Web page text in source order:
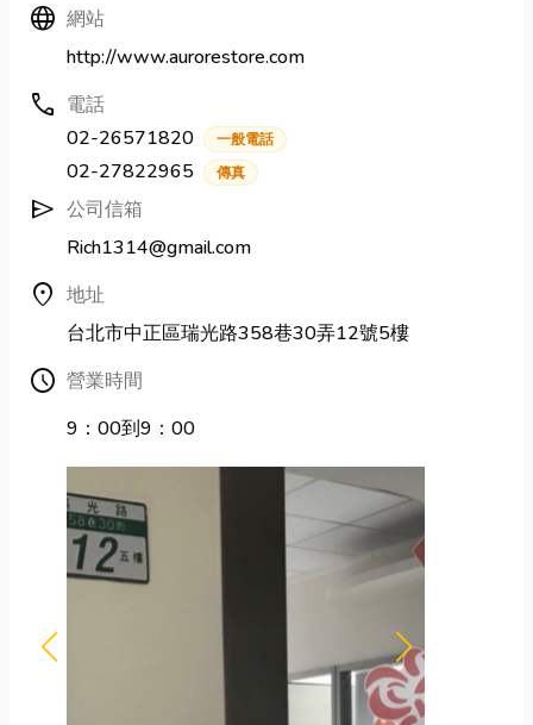
Language 網站
http://www.aurorestore.com
call 電話
02-26571820
一般電話
02-27822965 傳真
send 公司信箱
Rich1314@gmail.com
location_on 地址
台北市中正區瑞光路358巷30弄12號5樓
Schedule 營業時間
9：00到9：00